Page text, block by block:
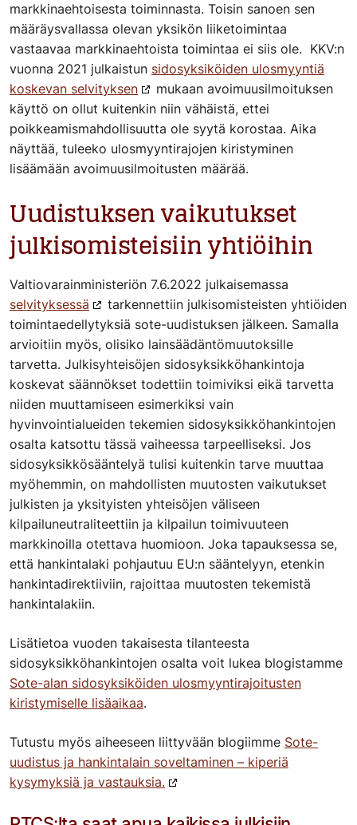
markkinaehtoisesta toiminnasta. Toisin sanoen sen
määräysvallassa olevan yksikön liiketoimintaa
vastaavaa markkinaehtoista toimintaa ei siis ole. KKV:n
vuonna 2021 julkaistun sidosyksiköiden ulosmyyntiä
koskevan selvityksen
mukaan avoimuusilmoituksen
käyttö on ollut kuitenkin niin vähäistä, ettei
poikkeamismahdollisuutta ole syytä korostaa. Aika
näyttää, tuleeko ulosmyyntirajojen kiristyminen
lisäämään avoimuusilmoitusten määrää.
Uudistuksen vaikutukset
julkisomisteisiin yhtiöihin
Valtiovarainministeriön 7.6.2022 julkaisemassa
selvityksessä
tarkennettiin julkisomisteisten yhtiöiden
toimintaedellytyksiä sote-uudistuksen jälkeen. Samalla
arvioitiin myös, olisiko lainsäädäntömuutoksille
tarvetta. Julkisyhteisöjen sidosyksikköhankintoja
koskevat säännökset todettiin toimiviksi eikä tarvetta
niiden muuttamiseen esimerkiksi vain
hyvinvointialueiden tekemien sidosyksikköhankintojen
osalta katsottu tässä vaiheessa tarpeelliseksi. Jos
sidosyksikkösääntelyä tulisi kuitenkin tarve muuttaa
myöhemmin, on mahdollisten muutosten vaikutukset
julkisten ja yksityisten yhteisöjen väliseen
kilpailuneutraliteettiin ja kilpailun toimivuuteen
markkinoilla otettava huomioon. Joka tapauksessa se,
että hankintalaki pohjautuu EU:n sääntelyyn, etenkin
hankintadirektiiviin, rajoittaa muutosten tekemistä
hankintalakiin.
Lisätietoa vuoden takaisesta tilanteesta
sidosyksikköhankintojen osalta voit lukea blogistamme
Sote-alan sidosyksiköiden ulosmyyntirajoitusten
kiristymiselle lisäaikaa.
Tutustu myös aiheeseen liittyvään blogiimme Sote-
uudistus ja hankintalain soveltaminen – kiperiä
kysymyksiä ja vastauksia.